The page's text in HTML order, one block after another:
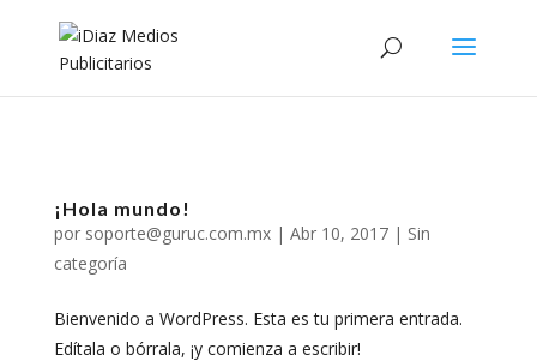
¡Hola mundo!
por soporte@guruc.com.mx| Abr 10, 2017| Sin
categoría
Bienvenido a WordPress. Esta es tu primera entrada.
Edítala o bórrala, ¡y comienza a escribir!